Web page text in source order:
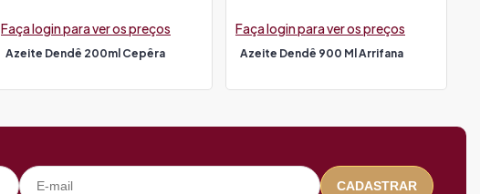
Azeite Dendê 200ml Cepêra
Faça login para ver os preços
Azeite Dendê 900 Ml Arrifana
Faça login para ver os preços
CADASTRAR